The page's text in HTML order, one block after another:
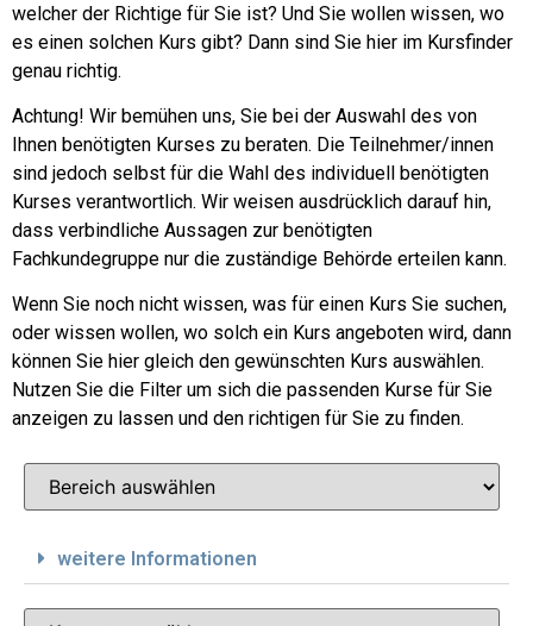
welcher der Richtige für Sie ist? Und Sie wollen wissen, wo
es einen solchen Kurs gibt? Dann sind Sie hier im Kursfinder
genau richtig.
Achtung! Wir bemühen uns, Sie bei der Auswahl des von
Ihnen benötigten Kurses zu beraten. Die Teilnehmer/innen
sind jedoch selbst für die Wahl des individuell benötigten
Kurses verantwortlich. Wir weisen ausdrücklich darauf hin,
dass verbindliche Aussagen zur benötigten
Fachkundegruppe nur die zuständige Behörde erteilen kann.
Wenn Sie noch nicht wissen, was für einen Kurs Sie suchen,
oder wissen wollen, wo solch ein Kurs angeboten wird, dann
können Sie hier gleich den gewünschten Kurs auswählen.
Nutzen Sie die Filter um sich die passenden Kurse für Sie
anzeigen zu lassen und den richtigen für Sie zu finden.
weitere Informationen